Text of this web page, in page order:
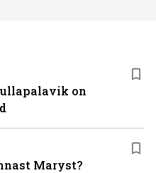
on
Maryst?